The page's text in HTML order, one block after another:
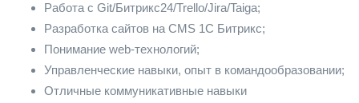
Работа с Git/Битрикс24/Trello/Jira/Taiga;
Разработка сайтов на CMS 1С Битрикс;
Понимание web-технологий;
Управленческие навыки, опыт в командообразовании;
Отличные коммуникативные навыки